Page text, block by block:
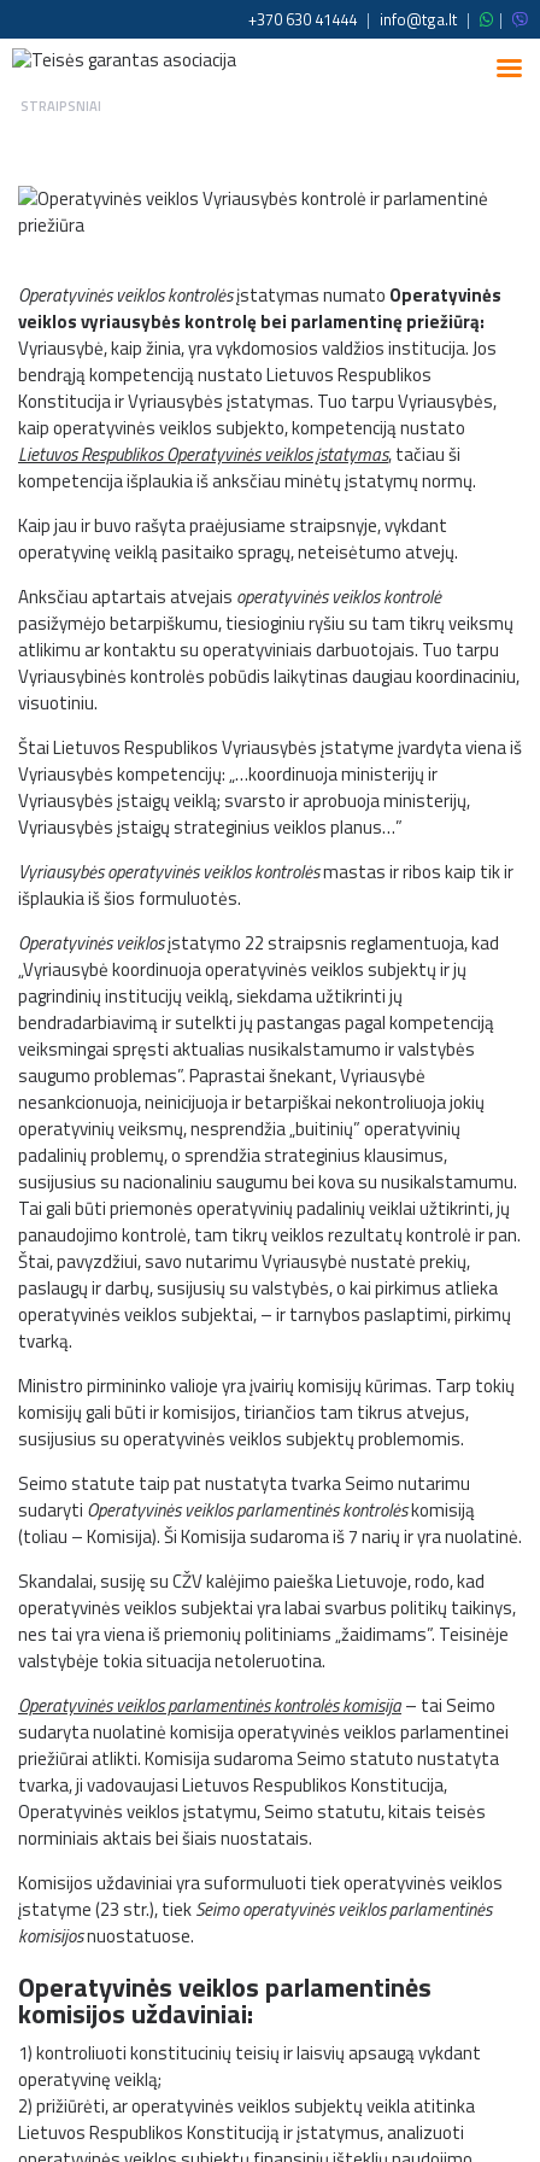
+370 630 41444 | info@tga.lt | |
STRAIPSNIAI
Operatyvinės veiklos kontrolėsįstatymas numato Operatyvinės
veiklos vyriausybės kontrolę bei parlamentinę priežiūrą:
Vyriausybė, kaip žinia, yra vykdomosios valdžios institucija. Jos
bendrąją kompetenciją nustato Lietuvos Respublikos
Konstitucija ir Vyriausybės įstatymas. Tuo tarpu Vyriausybės,
kaip operatyvinės veiklos subjekto, kompetenciją nustato
Lietuvos Respublikos Operatyvinės veiklos įstatymas, tačiau ši
kompetencija išplaukia iš anksčiau minėtų įstatymų normų.
Kaip jau ir buvo rašyta praėjusiame straipsnyje, vykdant
operatyvinę veiklą pasitaiko spragų, neteisėtumo atvejų.
Anksčiau aptartais atvejais operatyvinės veiklos kontrolė
pasižymėjo betarpiškumu, tiesioginiu ryšiu su tam tikrų veiksmų
atlikimu ar kontaktu su operatyviniais darbuotojais. Tuo tarpu
Vyriausybinės kontrolės pobūdis laikytinas daugiau koordinaciniu,
visuotiniu.
Štai Lietuvos Respublikos Vyriausybės įstatyme įvardyta viena iš
Vyriausybės kompetencijų: „…koordinuoja ministerijų ir
Vyriausybės įstaigų veiklą; svarsto ir aprobuoja ministerijų,
Vyriausybės įstaigų strateginius veiklos planus…”
Vyriausybės operatyvinės veiklos kontrolėsmastas ir ribos kaip tik ir
išplaukia iš šios formuluotės.
Operatyvinės veiklosįstatymo 22 straipsnis reglamentuoja, kad
„Vyriausybė koordinuoja operatyvinės veiklos subjektų ir jų
pagrindinių institucijų veiklą, siekdama užtikrinti jų
bendradarbiavimą ir sutelkti jų pastangas pagal kompetenciją
veiksmingai spręsti aktualias nusikalstamumo ir valstybės
saugumo problemas”. Paprastai šnekant, Vyriausybė
nesankcionuoja, neinicijuoja ir betarpiškai nekontroliuoja jokių
operatyvinių veiksmų, nesprendžia „buitinių” operatyvinių
padalinių problemų, o sprendžia strateginius klausimus,
susijusius su nacionaliniu saugumu bei kova su nusikalstamumu.
Tai gali būti priemonės operatyvinių padalinių veiklai užtikrinti, jų
panaudojimo kontrolė, tam tikrų veiklos rezultatų kontrolė ir pan.
Štai, pavyzdžiui, savo nutarimu Vyriausybė nustatė prekių,
paslaugų ir darbų, susijusių su valstybės, o kai pirkimus atlieka
operatyvinės veiklos subjektai, – ir tarnybos paslaptimi, pirkimų
tvarką.
Ministro pirmininko valioje yra įvairių komisijų kūrimas. Tarp tokių
komisijų gali būti ir komisijos, tiriančios tam tikrus atvejus,
susijusius su operatyvinės veiklos subjektų problemomis.
Seimo statute taip pat nustatyta tvarka Seimo nutarimu
sudaryti Operatyvinės veiklos parlamentinės kontrolėskomisiją
(toliau – Komisija). Ši Komisija sudaroma iš 7 narių ir yra nuolatinė.
Skandalai, susiję su CŽV kalėjimo paieška Lietuvoje, rodo, kad
operatyvinės veiklos subjektai yra labai svarbus politikų taikinys,
nes tai yra viena iš priemonių politiniams „žaidimams”. Teisinėje
valstybėje tokia situacija netoleruotina.
Operatyvinės veiklos parlamentinės kontrolės komisija– tai Seimo
sudaryta nuolatinė komisija operatyvinės veiklos parlamentinei
priežiūrai atlikti. Komisija sudaroma Seimo statuto nustatyta
tvarka, ji vadovaujasi Lietuvos Respublikos Konstitucija,
Operatyvinės veiklos įstatymu, Seimo statutu, kitais teisės
norminiais aktais bei šiais nuostatais.
Komisijos uždaviniai yra suformuluoti tiek operatyvinės veiklos
įstatyme (23 str.), tiekSeimo operatyvinės veiklos parlamentinės
komisijosnuostatuose.
Operatyvinės veiklos parlamentinės
komisijos uždaviniai:
1) kontroliuoti konstitucinių teisių ir laisvių apsaugą vykdant
operatyvinę veiklą;
2) prižiūrėti, ar operatyvinės veiklos subjektų veikla atitinka
Lietuvos Respublikos Konstituciją ir įstatymus, analizuoti